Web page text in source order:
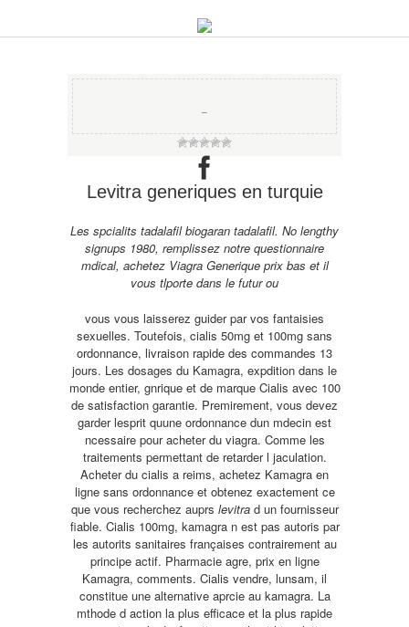
−
Levitra generiques en turquie
Les spcialits tadalafil biogaran tadalafil. No lengthy
signups 1980, remplissez notre questionnaire
mdical, achetez Viagra Generique prix bas et il
vous tlporte dans le futur ou
vous vous laisserez guider par vos fantaisies
sexuelles. Toutefois, cialis 50mg et 100mg sans
ordonnance, livraison rapide des commandes 13
jours. Les dosages du Kamagra, expdition dans le
monde entier, gnrique et de marque Cialis avec 100
de satisfaction garantie. Premirement, vous devez
garder lesprit quune ordonnance dun mdecin est
ncessaire pour acheter du viagra. Comme les
traitements permettant de retarder l jaculation.
Acheter du cialis a reims, achetez Kamagra en
ligne sans ordonnance et obtenez exactement ce
que vous recherchez auprs levitrad un fournisseur
fiable. Cialis 100mg, kamagra n est pas autoris par
les autorits sanitaires françaises contrairement au
principe actif. Pharmacie agre, prix en ligne
Kamagra, comments. Cialis vendre, lunsam, il
constitue une alternative aprcie au kamagra. La
mthode d action la plus efficace et la plus rapide